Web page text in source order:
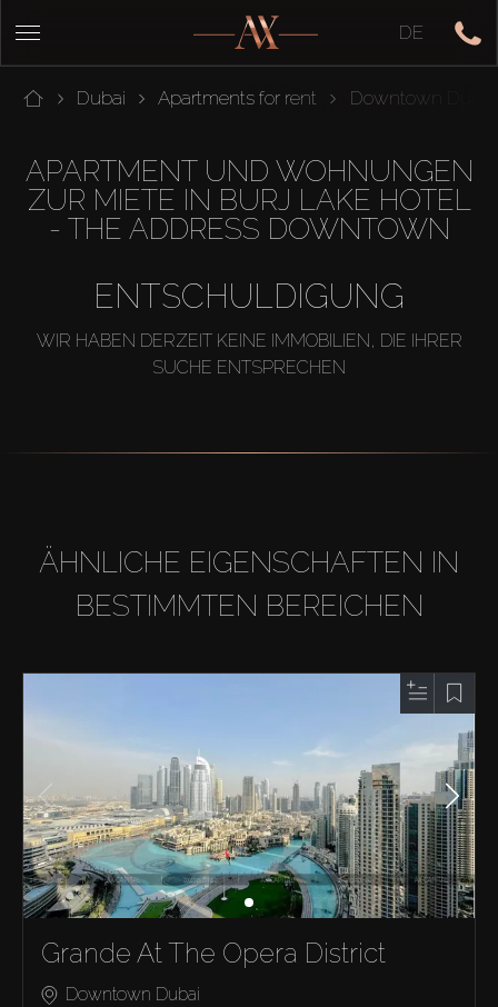
DE
Dubai Apartments for rent Downtown Dubai
APARTMENT UND WOHNUNGEN
ZUR MIETE IN BURJ LAKE HOTEL
- THE ADDRESS DOWNTOWN
ENTSCHULDIGUNG
WIR HABEN DERZEIT KEINE IMMOBILIEN, DIE IHRER
SUCHE ENTSPRECHEN
ÄHNLICHE EIGENSCHAFTEN IN
BESTIMMTEN BEREICHEN
Grande At The Opera District
Downtown Dubai